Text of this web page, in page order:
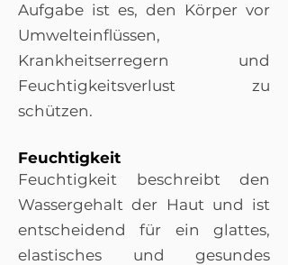
Aufgabe ist es, den Körper vor
Umwelteinflüssen,
Krankheitserregern und
Feuchtigkeitsverlust zu
schützen.
Feuchtigkeit
Feuchtigkeit beschreibt den
Wassergehalt der Haut und ist
entscheidend für ein glattes,
elastisches und gesundes